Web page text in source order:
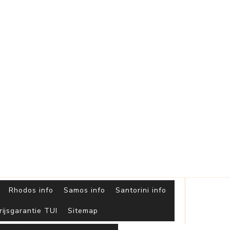
Rhodos info Samos info Santorini info
TUI Sitemap